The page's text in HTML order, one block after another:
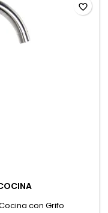
Cocina con Grifo
favorite_border